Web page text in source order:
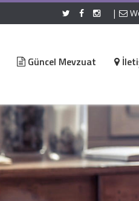
|
Güncel Mevzuat